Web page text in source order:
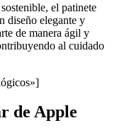
el patinete
diseño elegante y
de manera ágil y
al cuidado
de Apple